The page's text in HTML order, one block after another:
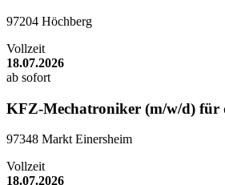
97204 Höchberg
Vollzeit
18.07.2026
ab sofort
KFZ-Mechatroniker (m/w/d) für
97348 Markt Einersheim
Vollzeit
18.07.2026